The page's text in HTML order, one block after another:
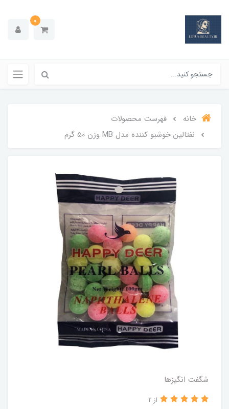
0
خانه
فهرست محصولات
نفتالین خوشبو کننده مدل MB وزن 50 گرم
شگفت انگيزها
از 2